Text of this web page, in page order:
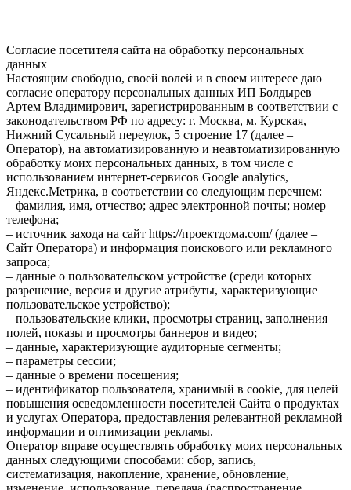
Согласие посетителя сайта на обработку персональных
данных
Настоящим свободно, своей волей и в своем интересе даю
согласие оператору персональных данных ИП Болдырев
Артем Владимирович, зарегистрированным в соответствии с
законодательством РФ по адресу: г. Москва, м. Курская,
Нижний Сусальный переулок, 5 строение 17 (далее –
Оператор), на автоматизированную и неавтоматизированную
обработку моих персональных данных, в том числе с
использованием интернет-сервисов Google analytics,
Яндекс.Метрика, в соответствии со следующим перечнем:
– фамилия, имя, отчество; адрес электронной почты; номер
телефона;
– источник захода на сайт https://проектдома.com/ (далее –
Сайт Оператора) и информация поискового или рекламного
запроса;
– данные о пользовательском устройстве (среди которых
разрешение, версия и другие атрибуты, характеризующие
пользовательское устройство);
– пользовательские клики, просмотры страниц, заполнения
полей, показы и просмотры баннеров и видео;
– данные, характеризующие аудиторные сегменты;
– параметры сессии;
– данные о времени посещения;
– идентификатор пользователя, хранимый в cookie, для целей
повышения осведомленности посетителей Сайта о продуктах
и услугах Оператора, предоставления релевантной рекламной
информации и оптимизации рекламы.
Оператор вправе осуществлять обработку моих персональных
данных следующими способами: сбор, запись,
систематизация, накопление, хранение, обновление,